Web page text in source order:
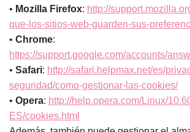
• Mozilla Firefox: http://
que-los-sitios-web-guarden-sus-
• Chrome:
https://support.google.com/accounts/
• Safari: http://safari.helpmax.net/es/
seguridad/como-gestionar-las-cookies/
• Opera: http://help.opera.com/Linux/
ES/cookies.html